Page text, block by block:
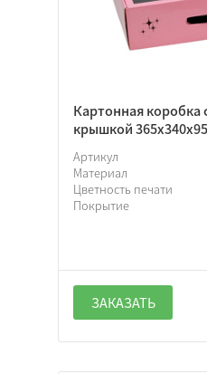
Картонная коробка
крышкой
Артикул
Материал
Цветность печати
Покрытие
ЗАКАЗАТЬ